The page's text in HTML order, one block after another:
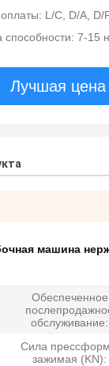
L/C, D/A, D/
способности: 7-15
Лучшая цена
машина
Обеспеченное
обслуживание:
Сила
зажимая (KN):